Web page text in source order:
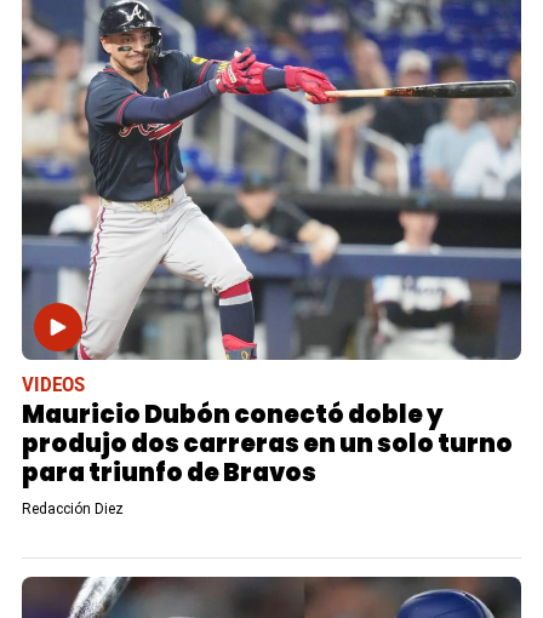
VIDEOS
Mauricio Dubón conectó doble y
produjo dos carreras en un solo turno
para triunfo de Bravos
Redacción Diez